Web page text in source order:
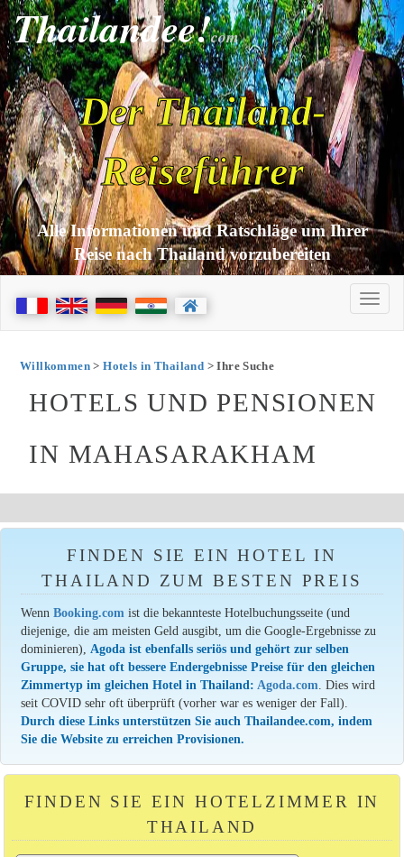
Thailandee!com
Der Thailand-
Reiseführer
Alle Informationen und Ratschläge um Ihrer
Reise nach Thailand vorzubereiten
Willkommen>Hotels in Thailand > Ihre Suche
HOTELS UND PENSIONEN
IN MAHASARAKHAM
FINDEN SIE EIN HOTEL IN
THAILAND ZUM BESTEN PREIS
WennBooking.comist die bekannteste Hotelbuchungsseite (und
diejenige, die am meisten Geld ausgibt, um die Google-Ergebnisse zu
dominieren),Agoda ist ebenfalls seriös und gehört zur selben
Gruppe, sie hat oft bessere Endergebnisse Preise für den gleichen
Zimmertyp im gleichen Hotel in Thailand:Agoda.com. Dies wird
seit COVID sehr oft überprüft (vorher war es weniger der Fall).
Durch diese Links unterstützen Sie auch Thailandee.com, indem
Sie die Website zu erreichen Provisionen.
FINDEN SIE EIN HOTELZIMMER IN
THAILAND